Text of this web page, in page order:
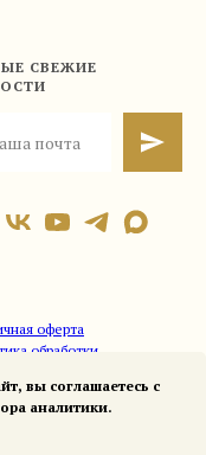
СВЕЖИЕ
оферта
обработки
вы соглашаетесь с
аналитики.